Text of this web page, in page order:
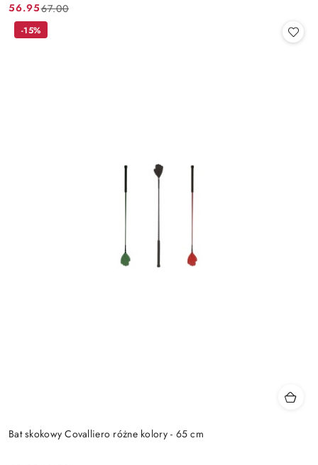
Cena
promocyjna:
56.95
Cena
przed
67.00
Bat skokowy Covalliero różne kolory - 65 cm
-15%